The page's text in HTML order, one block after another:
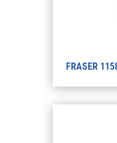
FRASER